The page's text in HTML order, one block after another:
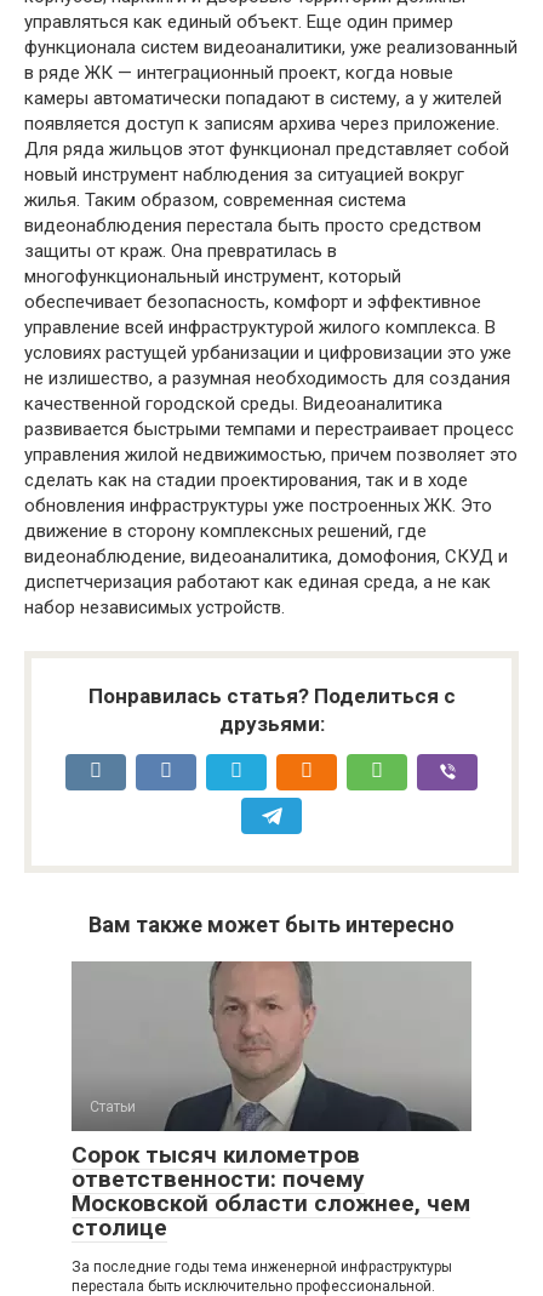
управляться как единый объект. Еще один пример
функционала систем видеоаналитики, уже реализованный
в ряде ЖК — интеграционный проект, когда новые
камеры автоматически попадают в систему, а у жителей
появляется доступ к записям архива через приложение.
Для ряда жильцов этот функционал представляет собой
новый инструмент наблюдения за ситуацией вокруг
жилья. Таким образом, современная система
видеонаблюдения перестала быть просто средством
защиты от краж. Она превратилась в
многофункциональный инструмент, который
обеспечивает безопасность, комфорт и эффективное
управление всей инфраструктурой жилого комплекса. В
условиях растущей урбанизации и цифровизации это уже
не излишество, а разумная необходимость для создания
качественной городской среды. Видеоаналитика
развивается быстрыми темпами и перестраивает процесс
управления жилой недвижимостью, причем позволяет это
сделать как на стадии проектирования, так и в ходе
обновления инфраструктуры уже построенных ЖК. Это
движение в сторону комплексных решений, где
видеонаблюдение, видеоаналитика, домофония, СКУД и
диспетчеризация работают как единая среда, а не как
набор независимых устройств.
Понравилась статья? Поделиться с
друзьями:
Вам также может быть интересно
Статьи
Сорок тысяч километров
ответственности: почему
Московской области сложнее, чем
столице
За последние годы тема инженерной инфраструктуры
перестала быть исключительно профессиональной.